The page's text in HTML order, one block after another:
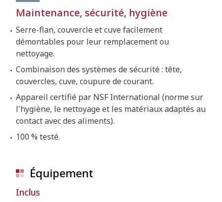
Maintenance, sécurité, hygiène
Serre-flan, couvercle et cuve facilement
démontables pour leur remplacement ou
nettoyage.
Combinaison des systèmes de sécurité : tête,
couvercles, cuve, coupure de courant.
Appareil certifié par NSF International (norme sur
l'hygiène, le nettoyage et les matériaux adaptés au
contact avec des aliments).
100 % testé.
Équipement
Inclus